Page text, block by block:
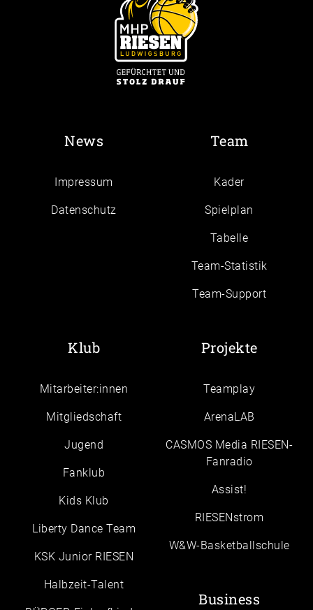
News
Impressum
Daten­schutz
Team
Kader
Spielplan
Tabelle
Team-Statistik
Team-Support
Klub
Mitarbeiter:innen
Mitgliedschaft
Jugend
Fanklub
Kids Klub
Liberty Dance Team
KSK Junior RIESEN
Halbzeit-Talent
Projekte
Teamplay
ArenaLAB
CASMOS Media RIESEN-
Fanradio
Assist!
RIESENstrom
W&W-Basketballschule
Business